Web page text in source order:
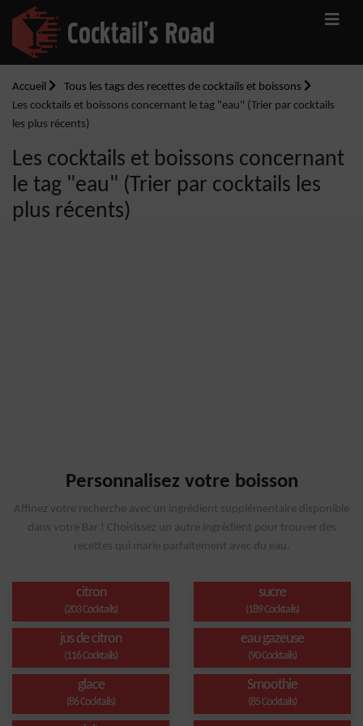
Accueil
Tous les tags des recettes de cocktails et boissons
Les cocktails et boissons concernant le tag "eau" (Trier par cocktails
les plus récents)
Les cocktails et boissons concernant
le tag "eau" (Trier par cocktails les
plus récents)
Personnalisez votre boisson
Affinez votre recherche avec un ingrédient supplémentaire disponible
dans votre Bar ! Choisissez un autre ingrédient pour trouver des
recettes qui marie parfaitement avec du eau.
citron
(203 Cocktails)
sucre
(189 Cocktails)
jus de citron
(116 Cocktails)
eau gazeuse
(90 Cocktails)
glace
(86 Cocktails)
Smoothie
(85 Cocktails)